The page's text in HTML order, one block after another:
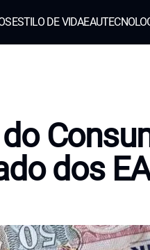
ESTILO DE VIDAEAU
dos